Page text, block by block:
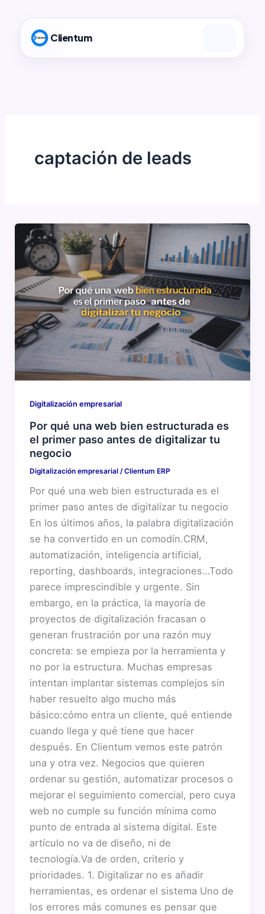
contenido Clientum
captación de leads
Digitalización empresarial
Por qué una web bien estructurada es
el primer paso antes de digitalizar tu
negocio
Digitalización empresarial/Clientum ERP
Por qué una web bien estructurada es el
primer paso antes de digitalizar tu negocio
En los últimos años, la palabra digitalización
se ha convertido en un comodín.CRM,
automatización, inteligencia artificial,
reporting, dashboards, integraciones…Todo
parece imprescindible y urgente. Sin
embargo, en la práctica, la mayoría de
proyectos de digitalización fracasan o
generan frustración por una razón muy
concreta: se empieza por la herramienta y
no por la estructura. Muchas empresas
intentan implantar sistemas complejos sin
haber resuelto algo mucho más
básico:cómo entra un cliente, qué entiende
cuando llega y qué tiene que hacer
después. En Clientum vemos este patrón
una y otra vez. Negocios que quieren
ordenar su gestión, automatizar procesos o
mejorar el seguimiento comercial, pero cuya
web no cumple su función mínima como
punto de entrada al sistema digital. Este
artículo no va de diseño, ni de
tecnología.Va de orden, criterio y
prioridades. 1. Digitalizar no es añadir
herramientas, es ordenar el sistema Uno de
los errores más comunes es pensar que